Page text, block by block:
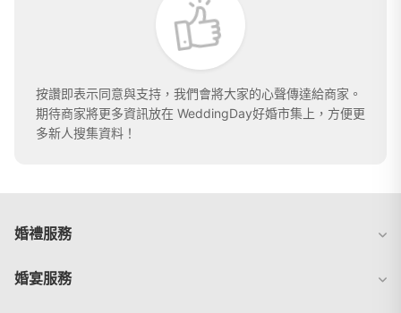
按讚即表示同意與支持，我們會將大家的心聲傳達給商家。
期待商家將更多資訊放在 WeddingDay好婚市集上，方便更
多新人搜集資料！
婚禮服務
婚宴服務